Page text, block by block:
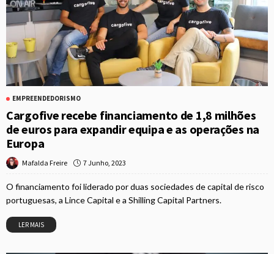
EMPREENDEDORISMO
Cargofive recebe financiamento de 1,8 milhões
de euros para expandir equipa e as operações na
Europa
Mafalda Freire 7 Junho, 2023
O financiamento foi liderado por duas sociedades de capital de risco
portuguesas, a Lince Capital e a Shilling Capital Partners.
LER MAIS